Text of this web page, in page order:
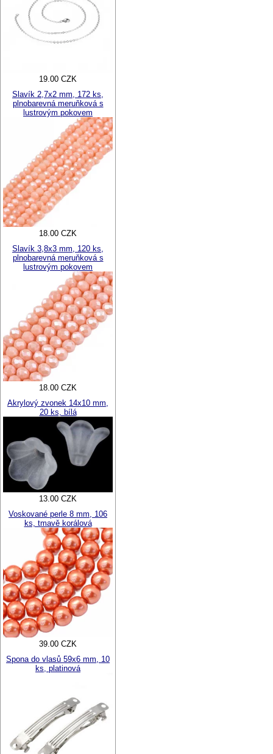
19.00 CZK
Slavík 2,7x2 mm, 172 ks,
plnobarevná meruňková s
lustrovým pokovem
18.00 CZK
Slavík 3,8x3 mm, 120 ks,
plnobarevná meruňková s
lustrovým pokovem
18.00 CZK
Akrylový zvonek 14x10 mm,
20 ks, bílá
13.00 CZK
Voskované perle 8 mm, 106
ks, tmavě korálová
39.00 CZK
Spona do vlasů 59x6 mm, 10
ks, platinová